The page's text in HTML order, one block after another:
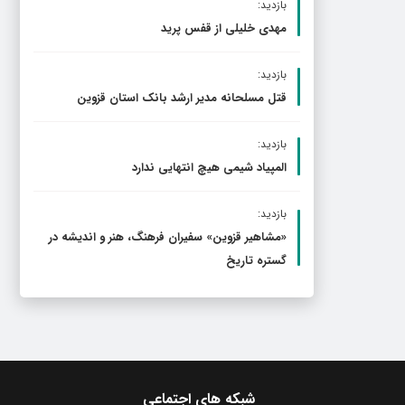
بازدید:
مهدی خلیلی از قفس پرید
بازدید:
قتل مسلحانه مدیر ارشد بانک استان قزوین
بازدید:
المپیاد شیمی هیچ انتهایی ندارد
بازدید:
«مشاهیر قزوین» سفیران فرهنگ، هنر و اندیشه در
گستره تاریخ
شبکه های اجتماعی